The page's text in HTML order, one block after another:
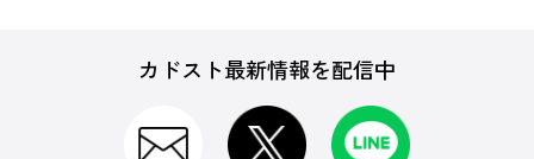
カドスト最新情報を配信中